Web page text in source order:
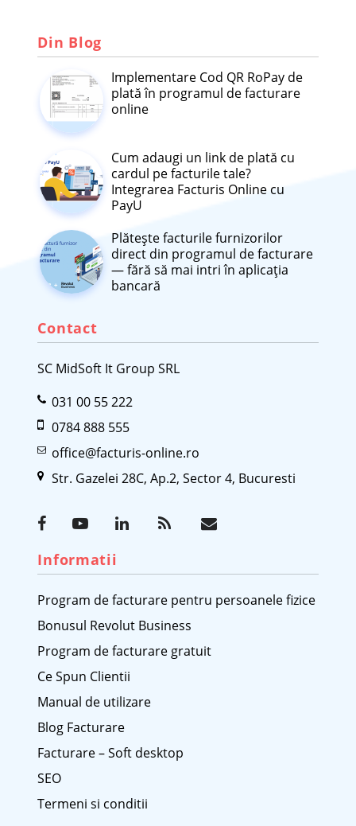
Din Blog
Implementare Cod QR RoPay de
plată în programul de facturare
online
Cum adaugi un link de plată cu
cardul pe facturile tale?
Integrarea Facturis Online cu
PayU
Plătește facturile furnizorilor
direct din programul de facturare
— fără să mai intri în aplicația
bancară
Contact
SC MidSoft It Group SRL
031 00 55 222
0784 888 555
office@facturis-online.ro
Str. Gazelei 28C, Ap.2, Sector 4, Bucuresti
Informatii
Program de facturare pentru persoanele fizice
Bonusul Revolut Business
Program de facturare gratuit
Ce Spun Clientii
Manual de utilizare
Blog Facturare
Facturare – Soft desktop
SEO
Termeni si conditii